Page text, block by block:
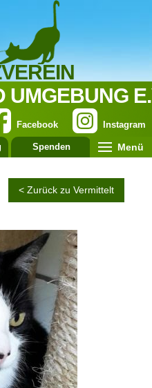
UMGEBUNG
Instagram
Facebook
Spenden Menü
< Zurück zu Vermittelt